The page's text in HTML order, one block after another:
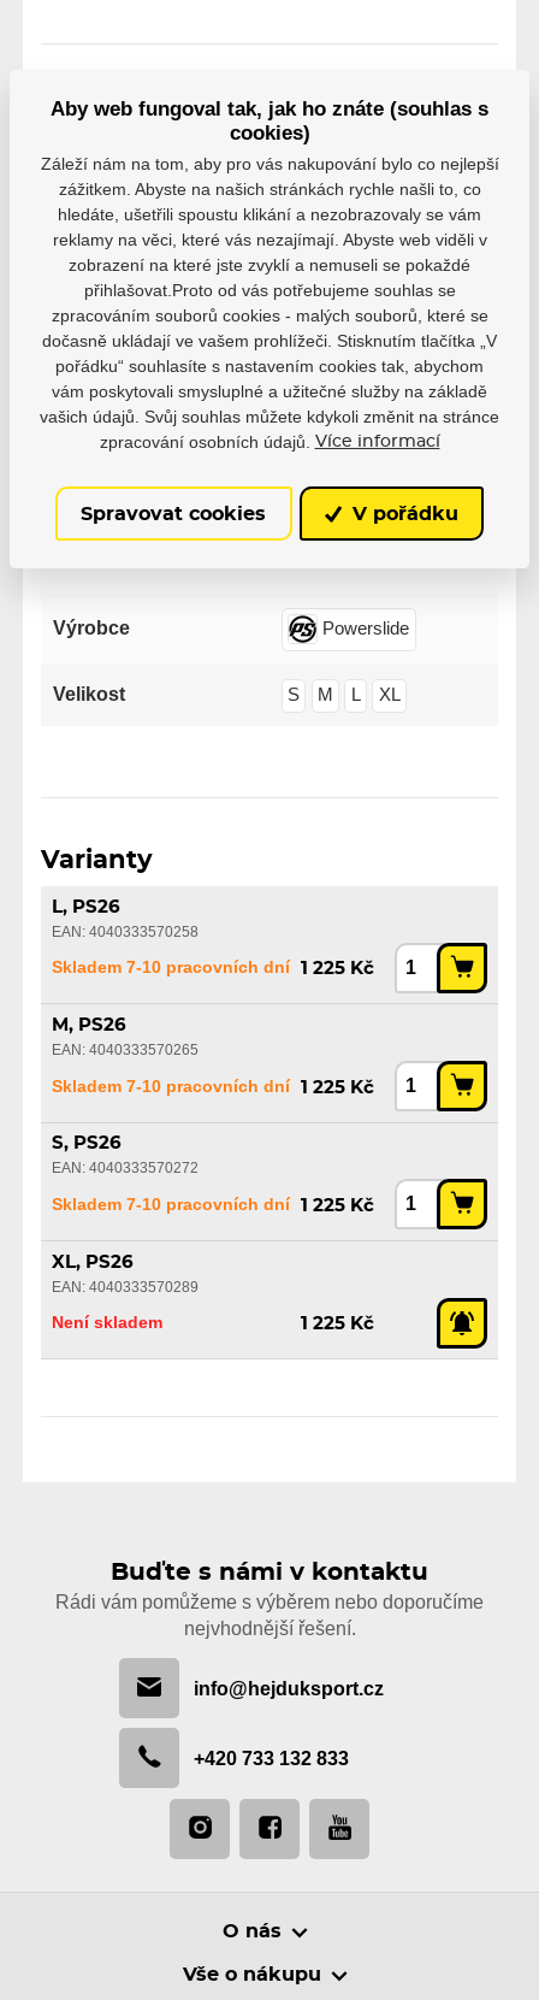
Hodnocení
Hodnocení pochází od ověřených uživatelů. Hodnotit
produkty mohou pouze registrovaní uživatelé, kteří si
produkt reálně zakoupili.
0 hodnocení 0 uživatelů doporučuje
0
3
0
Parametry
Výrobce Powerslide
Velikost S M L XL
Varianty
L, PS26
EAN: 4040333570258
Skladem 7-10 pracovních dní 1 225 Kč
M, PS26
EAN: 4040333570265
Skladem 7-10 pracovních dní 1 225 Kč
S, PS26
EAN: 4040333570272
Skladem 7-10 pracovních dní 1 225 Kč
XL, PS26
EAN: 4040333570289
Není skladem 1 225 Kč
Buďte s námi v kontaktu
Rádi vám pomůžeme s výběrem nebo doporučíme
nejvhodnější řešení.
info@hejduksport.cz
+420 733 132 833
O nás
Vše o nákupu
Aby web fungoval tak, jak ho znáte (souhlas s
cookies)
Záleží nám na tom, aby pro vás nakupování bylo co nejlepší
zážitkem. Abyste na našich stránkách rychle našli to, co
hledáte, ušetřili spoustu klikání a nezobrazovaly se vám
reklamy na věci, které vás nezajímají. Abyste web viděli v
zobrazení na které jste zvyklí a nemuseli se pokaždé
přihlašovat.Proto od vás potřebujeme souhlas se
zpracováním souborů cookies - malých souborů, které se
dočasně ukládají ve vašem prohlížeči. Stisknutím tlačítka „V
pořádku“ souhlasíte s nastavením cookies tak, abychom
vám poskytovali smysluplné a užitečné služby na základě
vašich údajů. Svůj souhlas můžete kdykoli změnit na stránce
zpracování osobních údajů.
Více informací
Spravovat cookies V pořádku